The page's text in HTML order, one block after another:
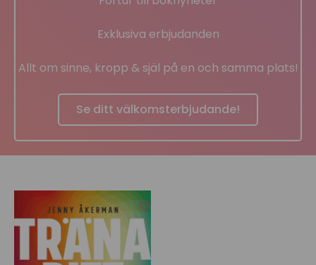
Exklusiva erbjudanden
Allt om sinne, kropp & själ på en och samma plats!
Se ditt välkomsterbjudande!